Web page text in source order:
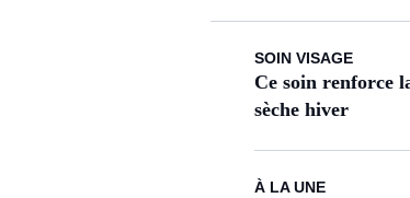
SOIN VISAGE
Ce soin renforce
sèche hiver
À LA UNE